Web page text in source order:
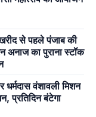
से पहले पंजाब की
अनाज का पुराना स्टॉक
धर्मदास वंशावली मिशन
प्रतिदिन बंटेगा